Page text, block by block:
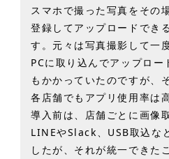
スマホで撮った写真をその
登録してアップロードでき
す。元々は写真撮影して一
PCに取り込んでアップロー
もかかっていたのですが、
各店舗でもアプリ使用率は
導入前は、店舗ごとに画像
LINEやSlack、USB取込な
したが、それが統一できた